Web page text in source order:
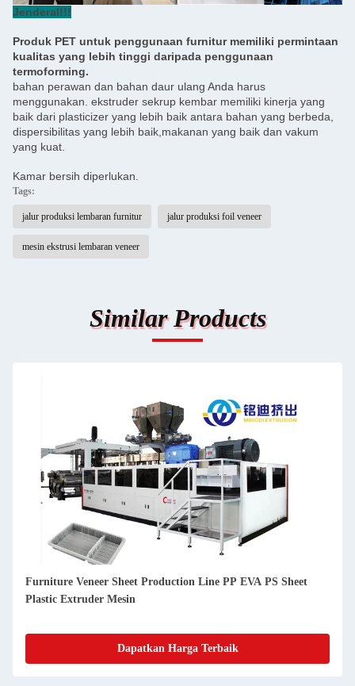
Jenderal!!!
Produk PET untuk penggunaan furnitur memiliki permintaan
kualitas yang lebih tinggi daripada penggunaan
termoforming.
bahan perawan dan bahan daur ulang Anda harus
menggunakan. ekstruder sekrup kembar memiliki kinerja yang
baik dari plasticizer yang lebih baik antara bahan yang berbeda,
dispersibilitas yang lebih baik,makanan yang baik dan vakum
yang kuat.
Kamar bersih diperlukan.
Tags:
jalur produksi lembaran furnitur jalur produksi foil veneer
mesin ekstrusi lembaran veneer
Similar Products
Veneer Sheet Production Line PP EVA PS Sheet
Extruder Mesin
Dapatkan Harga Terbaik